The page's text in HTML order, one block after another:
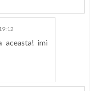
aceasta! imi